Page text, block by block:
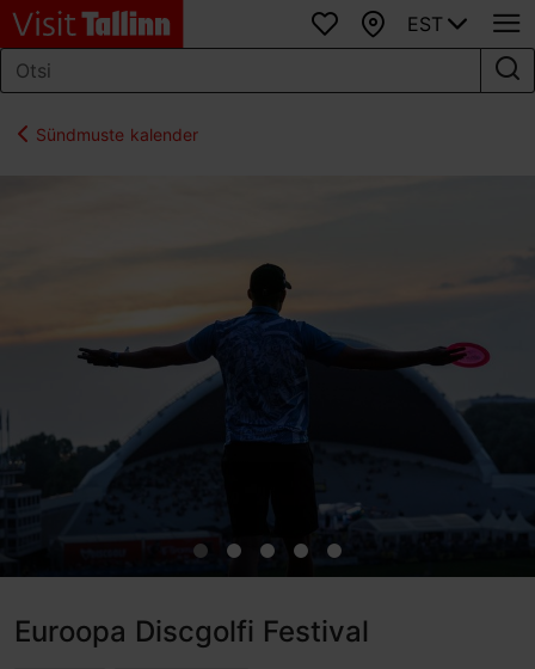
Lemmikud
Kaart
EST
Sündmuste kalender
Euroopa Discgolfi Festival